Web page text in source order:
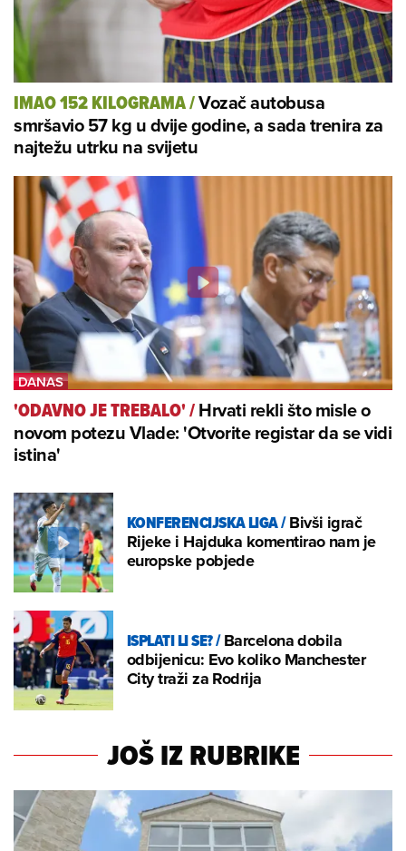
IMAO 152 KILOGRAMA/Vozač autobusa
smršavio 57 kg u dvije godine, a sada trenira za
najtežu utrku na svijetu
'ODAVNO JE TREBALO'/Hrvati rekli što misle o
novom potezu Vlade: 'Otvorite registar da se vidi
istina'
KONFERENCIJSKA LIGA/Bivši igrač
Rijeke i Hajduka komentirao nam je
europske pobjede
ISPLATI LI SE?/Barcelona dobila
odbijenicu: Evo koliko Manchester
City traži za Rodrija
JOŠ IZ RUBRIKE